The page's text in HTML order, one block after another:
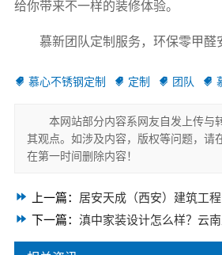
给你带来不一样的装修体验。
慕新团队定制服务，环保零甲
慕心不锈钢定制 定制 团队
本网站部分内容系网友自发上传与
其观点。如涉及内容，版权等问题，请
在第一时间删除内容！
上一篇： 居安天成（西安）建筑工程公司，西安
下一篇： 滇中家装设计怎么样？云南至高